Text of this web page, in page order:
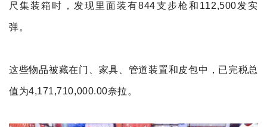
尺集装箱时，发现里面装有844支步枪和112,500发实
弹。
这些物品被藏在门、家具、管道装置和皮包中，已完税总
值为4,171,710,000.00奈拉。